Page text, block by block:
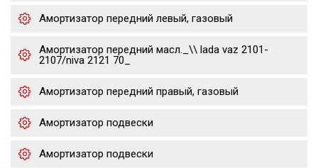
Амортизатор передний левый, газовый
Амортизатор передний масл._\\ lada vaz 2101-
2107/niva 2121 70_
Амортизатор передний правый, газовый
Амортизатор подвески
Амортизатор подвески